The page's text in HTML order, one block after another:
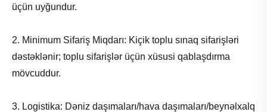
üçün uyğundur.
2. Minimum Sifariş Miqdarı: Kiçik toplu sınaq sifarişləri
dəstəklənir; toplu sifarişlər üçün xüsusi qablaşdırma
mövcuddur.
3. Logistika: Dəniz daşımaları/hava daşımaları/beynəlxalq